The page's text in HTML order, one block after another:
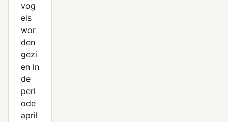
vog
els
wor
den
gezi
en in
de
peri
ode
april